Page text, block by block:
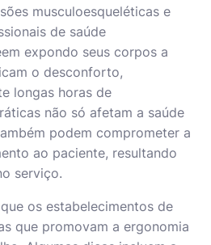
musculoesqueléticas e
de saúde
expondo seus corpos a
o desconforto,
longas horas de
não só afetam a saúde
podem comprometer a
ao paciente, resultando
serviço.
os estabelecimentos de
que promovam a ergonomia